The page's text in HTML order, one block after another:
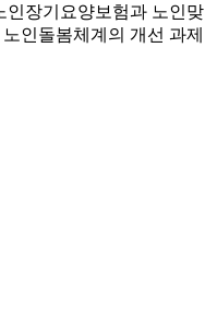
인장기요양보험과 노인맞
인돌봄체계의 개선 과제